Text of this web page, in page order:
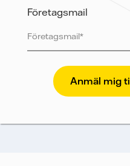
och annan relevant
Företagsmail
Vattenfall skyddar och
att Vattenfalls
skicka nyhetsbrevet till
analysera deras